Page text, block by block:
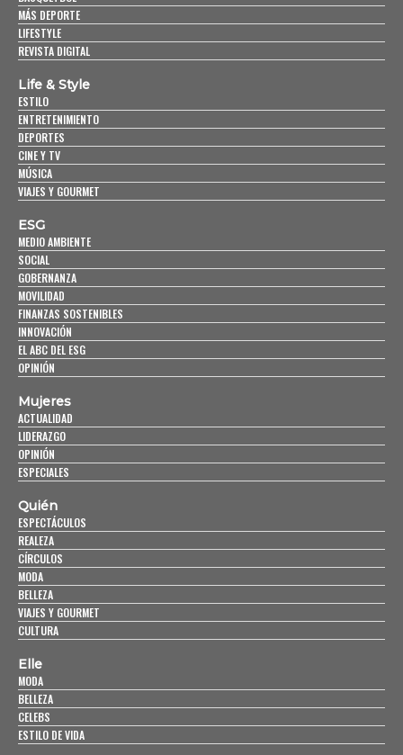
MÁS DEPORTE
LIFESTYLE
REVISTA DIGITAL
Life & Style
ESTILO
ENTRETENIMIENTO
DEPORTES
CINE Y TV
MÚSICA
VIAJES Y GOURMET
ESG
MEDIO AMBIENTE
SOCIAL
GOBERNANZA
MOVILIDAD
FINANZAS SOSTENIBLES
INNOVACIÓN
EL ABC DEL ESG
OPINIÓN
Mujeres
ACTUALIDAD
LIDERAZGO
OPINIÓN
ESPECIALES
Quién
ESPECTÁCULOS
REALEZA
CÍRCULOS
MODA
BELLEZA
VIAJES Y GOURMET
CULTURA
Elle
MODA
BELLEZA
CELEBS
ESTILO DE VIDA